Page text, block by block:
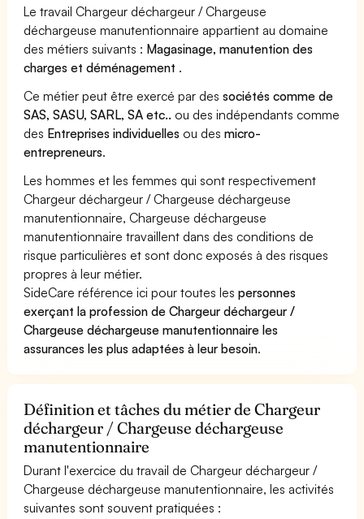
Le travail Chargeur déchargeur / Chargeuse
déchargeuse manutentionnaire appartient au domaine
des métiers suivants : Magasinage, manutention des
charges et déménagement .
Ce métier peut être exercé par dessociétés comme de
SAS, SASU, SARL, SA etc.. ou des indépendants comme
des Entreprises individuelles ou desmicro-
entrepreneurs.
Les hommes et les femmes qui sont respectivement
Chargeur déchargeur / Chargeuse déchargeuse
manutentionnaire, Chargeuse déchargeuse
manutentionnaire travaillent dans des conditions de
risque particulières et sont donc exposés à des risques
propres à leur métier.
SideCare référence ici pour toutes lespersonnes
exerçant la profession de Chargeur déchargeur /
Chargeuse déchargeuse manutentionnaire les
assurances les plus adaptées à leur besoin.
Définition et tâches du métier de Chargeur
déchargeur / Chargeuse déchargeuse
manutentionnaire
Durant l'exercice du travail de Chargeur déchargeur /
Chargeuse déchargeuse manutentionnaire, les activités
suivantes sont souvent pratiquées :